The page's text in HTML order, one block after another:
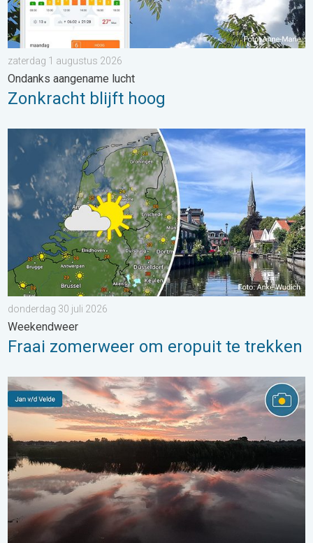
zaterdag 1 augustus 2026
Ondanks aangename lucht
Zonkracht blijft hoog
Fraai zomerweer om eropuit te trekken. Weekendweer. . .
donderdag 30 juli 2026
Weekendweer
Fraai zomerweer om eropuit te trekken
Stuur jouw weerfoto van de week!. Weer&Radar uploader. . .